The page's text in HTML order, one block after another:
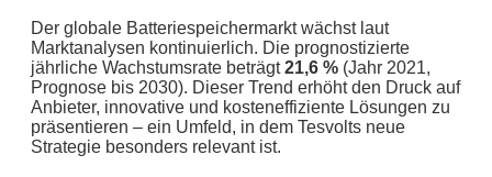
keine Weitergabe an Dritte
sichere Datenübertragung
Datenlöschung nach Art. 17 DSGVO
Keine Newsletter oder Spam
Der globale Batteriespeichermarkt wächst laut
Marktanalysen kontinuierlich. Die prognostizierte
jährliche Wachstumsrate beträgt21,6 % (Jahr 2021,
Prognose bis 2030). Dieser Trend erhöht den Druck auf
Anbieter, innovative und kosteneffiziente Lösungen zu
präsentieren – ein Umfeld, in dem Tesvolts neue
Strategie besonders relevant ist.